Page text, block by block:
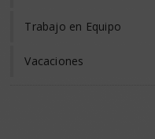
Trabajo en Equipo
Vacaciones